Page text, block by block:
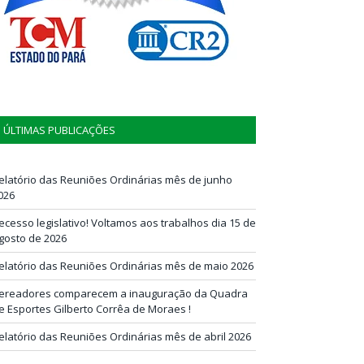
ÚLTIMAS PUBLICAÇÕES
das Reuniões Ordinárias mês de junho
legislativo! Voltamos aos trabalhos dia 15 de
de 2026
das Reuniões Ordinárias mês de maio 2026
comparecem a inauguração da Quadra
Esportes Gilberto Corrêa de Moraes !
das Reuniões Ordinárias mês de abril 2026